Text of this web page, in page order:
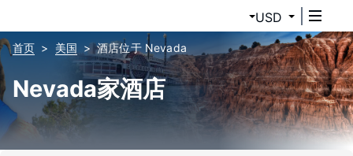
USD
首页 美国 酒店位于 Nevada
Nevada家酒店